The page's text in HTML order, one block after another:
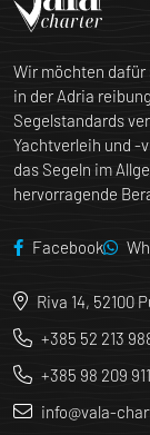
Wir möchten
in der Adria
Segelstandards
Yachtverleih und -
das Segeln im
hervorragende
Facebook
Riva 14, 52100
+385 52 213
+385 98 209 911
info@vala-